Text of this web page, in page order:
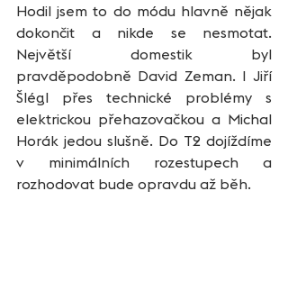
Hodil jsem to do módu hlavně nějak
dokončit a nikde se nesmotat.
Největší domestik byl
pravděpodobně David Zeman. I Jiří
Šlégl přes technické problémy s
elektrickou přehazovačkou a Michal
Horák jedou slušně. Do T2 dojíždíme
v minimálních rozestupech a
rozhodovat bude opravdu až běh.